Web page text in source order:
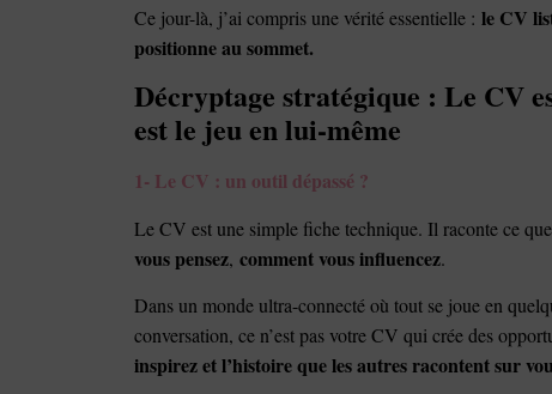
Ce jour-là, j’ai compris une vérité essentielle : le CV
positionne au sommet.
Décryptage stratégique : Le CV
est le jeu en lui-même
1- Le CV : un outil dépassé ?
Le CV est une simple fiche technique. Il raconte ce
vous pensez, comment vous influencez.
Dans un monde ultra-connecté où tout se joue en
conversation, ce n’est pas votre CV qui crée des
inspirez et l’histoire que les autres racontent sur